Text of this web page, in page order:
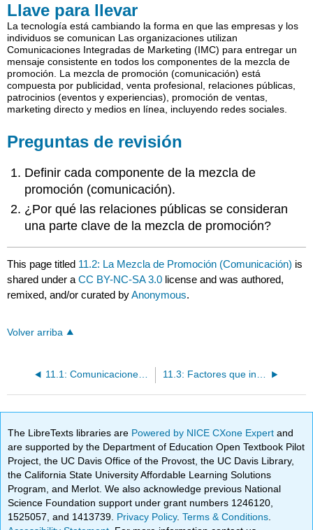
Llave para llevar
La tecnología está cambiando la forma en que las empresas y los
individuos se comunican Las organizaciones utilizan
Comunicaciones Integradas de Marketing (IMC) para entregar un
mensaje consistente en todos los componentes de la mezcla de
promoción. La mezcla de promoción (comunicación) está
compuesta por publicidad, venta profesional, relaciones públicas,
patrocinios (eventos y experiencias), promoción de ventas,
marketing directo y medios en línea, incluyendo redes sociales.
Preguntas de revisión
Definir cada componente de la mezcla de
promoción (comunicación).
¿Por qué las relaciones públicas se consideran
una parte clave de la mezcla de promoción?
This page titled 11.2: La Mezcla de Promoción (Comunicación) is
shared under aCC BY-NC-SA 3.0 license and was authored,
remixed, and/or curated byAnonymous.
Volver arriba
11.1: Comunicaciones Integradas de Mercadotecnia (IMC)
The LibreTexts libraries are Powered by NICE CXone Expertand
are supported by the Department of Education Open Textbook Pilot
Project, the UC Davis Office of the Provost, the UC Davis Library,
the California State University Affordable Learning Solutions
Program, and Merlot. We also acknowledge previous National
Science Foundation support under grant numbers 1246120,
1525057, and 1413739. Privacy Policy.Terms & Conditions